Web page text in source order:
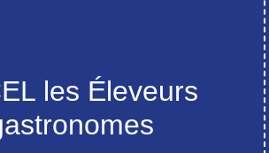
les Éleveurs